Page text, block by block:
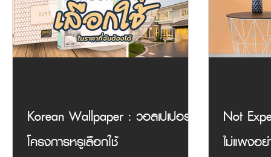
Korean Wallpaper : วอลเปเปอร์ที่
โครงการหรูเลือกใช้
Not
ไม่แพงอ